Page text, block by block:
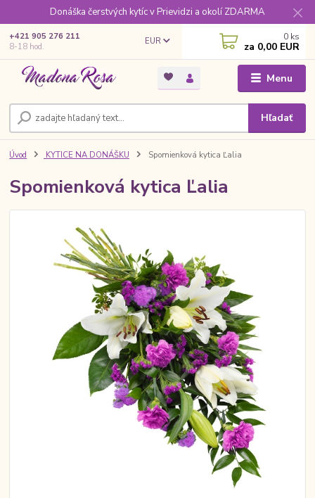
Donáška čerstvých kytíc v Prievidzi a okolí ZDARMA
Menu
EUR
Hľadať
+421 905 276 211
8-18 hod.
0 ks
za 0,00 EUR
Úvod KYTICE NA DONÁŠKU Spomienková kytica Ľalia
Spomienková kytica Ľalia